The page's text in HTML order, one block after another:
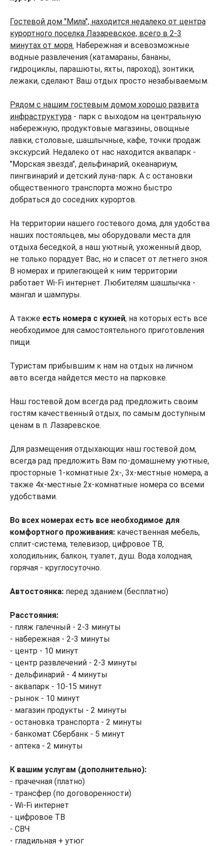
Гостевой дом "Мила", находится недалеко от центра
курортного поселка Лазаревское, всего в 2-3
минутах от моря. Набережная и всевозможные
водные развлечения (катамараны, бананы,
гидроциклы, парашюты, яхты, пароход), зонтики,
лежаки, сделают Ваш отдых просто незабываемым.
Рядом с нашим гостевым домом хорошо развита
инфраструктура - парк с выходом на центральную
набережную, продуктовые магазины, овощные
лавки, столовые, шашлычные, кафе, точки продаж
экскурсий. Недалеко от нас находится аквапарк -
"Морская звезда", дельфинарий, океанариум,
пингвинарий и детский луна-парк. А с остановки
общественного транспорта можно быстро
добраться до соседних курортов.
На территории нашего гостевого дома, для удобства
наших постояльцев, мы оборудовали места для
отдыха беседкой, а наш уютный, ухоженный двор,
не только порадует Вас, но и спасет от летнего зноя.
В номерах и прилегающей к ним территории
работает Wi-Fi интернет. Любителям шашлычка -
мангал и шампуры.
А также есть номера с кухней, на которых есть все
необходимое для самостоятельного приготовления
пищи.
Туристам прибывшим к нам на отдых на личном
авто всегда найдется место на парковке.
Наш гостевой дом всегда рад предложить своим
гостям качественный отдых, по самым доступным
ценам в п. Лазаревское.
Для размещения отдыхающих наш гостевой дом,
всегда рад предложить Вам по-домашнему уютные,
просторные 1-комнатные 2х-, 3х-местные номера, а
также 4х-местные 2х-комнатные номера со всеми
удобствами.
Во всех номерах есть все необходимое для
комфортного проживания: качественная мебель,
сплит-система, телевизор, цифровое ТВ,
холодильник, балкон, туалет, душ. Вода холодная,
горячая - круглосуточно.
Автостоянка: перед зданием (бесплатно)
Расстояния:
- пляж галечный - 2-3 минуты
- набережная - 2-3 минуты
- центр - 10 минут
- центр развлечений - 2-3 минуты
- дельфинарий - 4 минуты
- аквапарк - 10-15 минут
- рынок - 10 минут
- магазин продукты - 2 минуты
- остановка транспорта - 2 минуты
- банкомат Сбербанк - 5 минут
- аптека - 2 минуты
К вашим услугам (дополнительно):
- прачечная (платно)
- трансфер (по договоренности)
- Wi-Fi интернет
- цифровое ТВ
- СВЧ
- гладильная + утюг